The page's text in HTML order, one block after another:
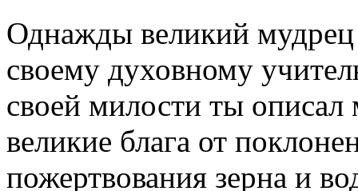
Однажды великий
своему духовному
своей милости ты
великие блага от
пожертвования зерна и